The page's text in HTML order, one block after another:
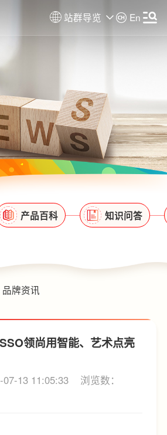
站群导览 En
产品百科 知识问答
品牌资讯
领尚用智能、艺术点亮
13 11:05:33
浏览数：